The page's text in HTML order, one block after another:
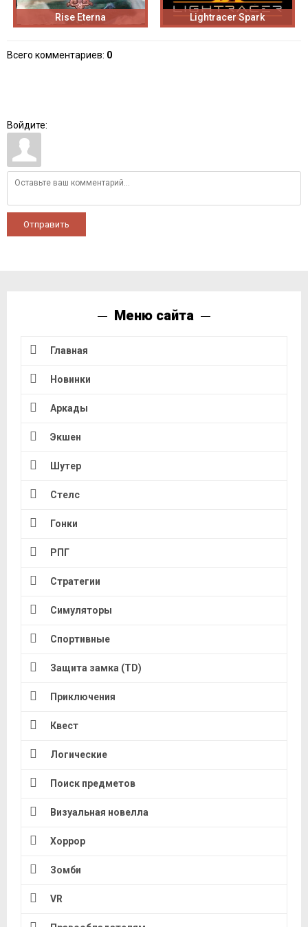
Rise Eterna Lightracer Spark
Всего комментариев: 0
Войдите:
Отправить
Меню сайта
Главная
Новинки
Аркады
Экшен
Шутер
Стелс
Гонки
РПГ
Стратегии
Симуляторы
Спортивные
Защита замка (TD)
Приключения
Квест
Логические
Поиск предметов
Визуальная новелла
Хоррор
Зомби
VR